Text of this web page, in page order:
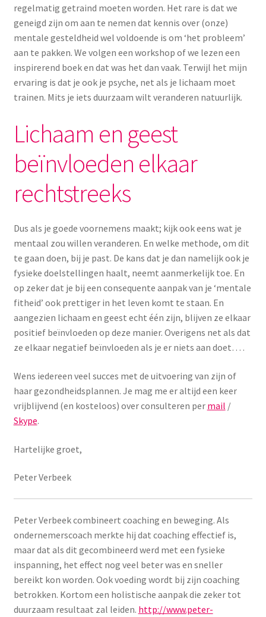
regelmatig getraind moeten worden. Het rare is dat we
geneigd zijn om aan te nemen dat kennis over (onze)
mentale gesteldheid wel voldoende is om ‘het probleem’
aan te pakken. We volgen een workshop of we lezen een
inspirerend boek en dat was het dan vaak. Terwijl het mijn
ervaring is dat je ook je psyche, net als je lichaam moet
trainen. Mits je iets duurzaam wilt veranderen natuurlijk.
Lichaam en geest
beïnvloeden elkaar
rechtstreeks
Dus als je goede voornemens maakt; kijk ook eens wat je
mentaal zou willen veranderen. En welke methode, om dit
te gaan doen, bij je past. De kans dat je dan namelijk ook je
fysieke doelstellingen haalt, neemt aanmerkelijk toe. En
op zeker dat je bij een consequente aanpak van je ‘mentale
fitheid’ ook prettiger in het leven komt te staan. En
aangezien lichaam en geest echt één zijn, blijven ze elkaar
positief beïnvloeden op deze manier. Overigens net als dat
ze elkaar negatief beïnvloeden als je er niets aan doet… .
Wens iedereen veel succes met de uitvoering van zijn of
haar gezondheidsplannen. Je mag me er altijd een keer
vrijblijvend (en kosteloos) over consulteren per mail /
Skype.
Hartelijke groet,
Peter Verbeek
Peter Verbeek combineert coaching en beweging. Als
ondernemerscoach merkte hij dat coaching effectief is,
maar dat als dit gecombineerd werd met een fysieke
inspanning, het effect nog veel beter was en sneller
bereikt kon worden. Ook voeding wordt bij zijn coaching
betrokken. Kortom een holistische aanpak die zeker tot
duurzaam resultaat zal leiden. http://www.peter-